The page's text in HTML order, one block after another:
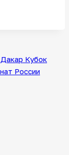
Дакар Кубок
России